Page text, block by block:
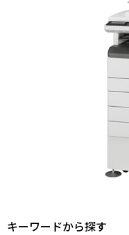
キーワードから探す